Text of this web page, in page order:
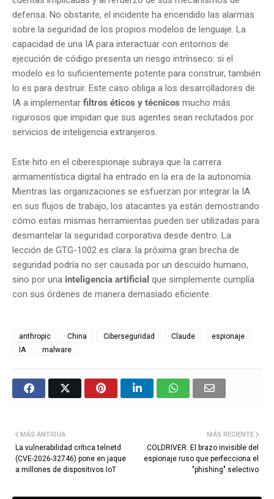
defensa. No obstante, el incidente ha encendido las alarmas
sobre la seguridad de los propios modelos de lenguaje. La
capacidad de una IA para interactuar con entornos de
ejecución de código presenta un riesgo intrínseco: si el
modelo es lo suficientemente potente para construir, también
lo es para destruir. Este caso obliga a los desarrolladores de
IA a implementar filtros éticos y técnicos mucho más
rigurosos que impidan que sus agentes sean reclutados por
servicios de inteligencia extranjeros.
Este hito en el ciberespionaje subraya que la carrera
armamentística digital ha entrado en la era de la autonomía.
Mientras las organizaciones se esfuerzan por integrar la IA
en sus flujos de trabajo, los atacantes ya están demostrando
cómo estas mismas herramientas pueden ser utilizadas para
desmantelar la seguridad corporativa desde dentro. La
lección de GTG-1002 es clara: la próxima gran brecha de
seguridad podría no ser causada por un descuido humano,
sino por una inteligencia artificial que simplemente cumplía
con sus órdenes de manera demasiado eficiente.
anthropic China Ciberseguridad Claude
espionaje
IA
malware
MÁS RECIENTE
COLDRIVER: El brazo invisible del
espionaje ruso que perfecciona el
"phishing" selectivo
MÁS ANTIGUA
La vulnerabilidad crítica telnetd
(CVE-2026-32746) pone en jaque
a millones de dispositivos IoT